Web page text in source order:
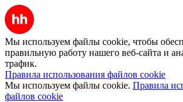
Мы используем файлы cookie, чтобы
правильную работу нашего веб-сайта и
трафик.
Правила использования файлов cookie
Мы используем файлы cookie. Правила
файлов cookie